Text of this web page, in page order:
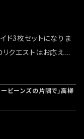
祭」後になります
ド3枚セットになりま
クエストはお応えで
ンショップでのご注文
12/4イベント「大感
ービーンズの片隅で」高柳